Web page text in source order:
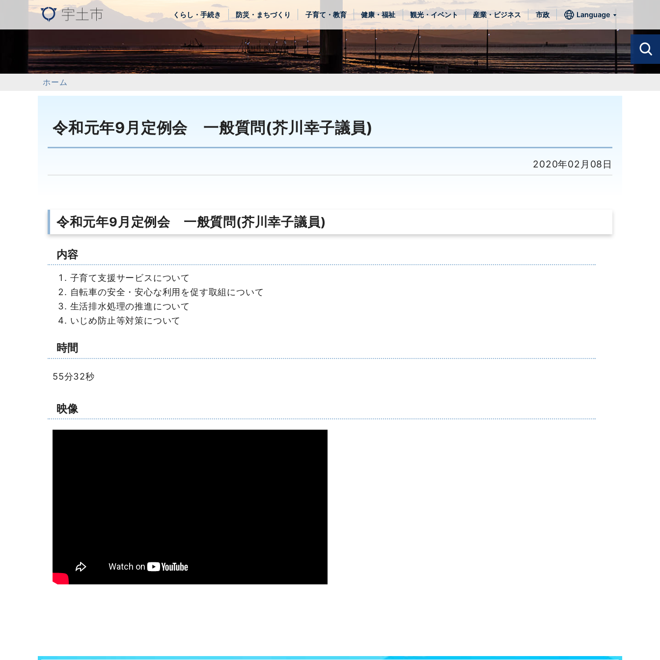
くらし・手続き 防災・まちづくり 子育て・教育 健康・福祉 観光・イベント 産業・ビジネス 市政 Language
ホーム
令和元年9月定例会 一般質問(芥川幸子議員)
2020年02月08日
令和元年9月定例会 一般質問(芥川幸子議員)
内容
子育て支援サービスについて
自転車の安全・安心な利用を促す取組について
生活排水処理の推進について
いじめ防止等対策について
時間
55分32秒
映像